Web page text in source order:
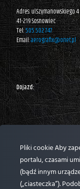
Adres: ul.Szymanowskiego 4
41-219 Sosnowiec
Tel:505 502 747
Email:aerografix@onet.pl
Dojazd:
Pliki cookie Aby
portalu, czasami
(bądź innym
(„ciasteczka”).